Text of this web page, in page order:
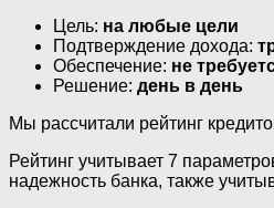
Цель: на любые цели
Подтверждение дохода:
Обеспечение: не
Решение: день в день
Мы рассчитали рейтинг
Рейтинг учитывает 7
надежность банка, также